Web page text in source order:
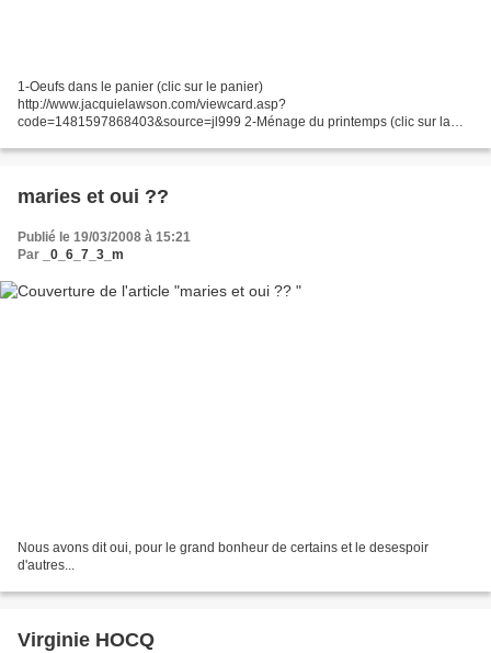
1-Oeufs dans le panier (clic sur le panier)
http://www.jacquielawson.com/viewcard.asp?
code=1481597868403&source=jl999 2-Ménage du printemps (clic sur la
code=1481592758403&source=jl999 3-Fleurs de Pâques...
maries et oui ??
Publié le 19/03/2008 à 15:21
Par
_0_6_7_3_m
Nous avons dit oui, pour le grand bonheur de certains et le desespoir
d'autres...
Virginie HOCQ